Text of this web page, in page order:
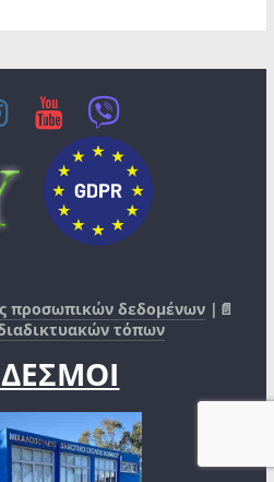
προσωπικών δεδομένων |📄
τόπων